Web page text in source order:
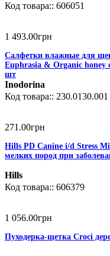
606051
1 493.00грн
Салфетки влажные для
Euphrasia & Organic honey
шт
Inodorina
230.0130.001
271 .00грн
Hills PD Canine i/d Stress
мелких пород при
Hills
606379
1 056.00грн
Пуходерка-щетка Croci